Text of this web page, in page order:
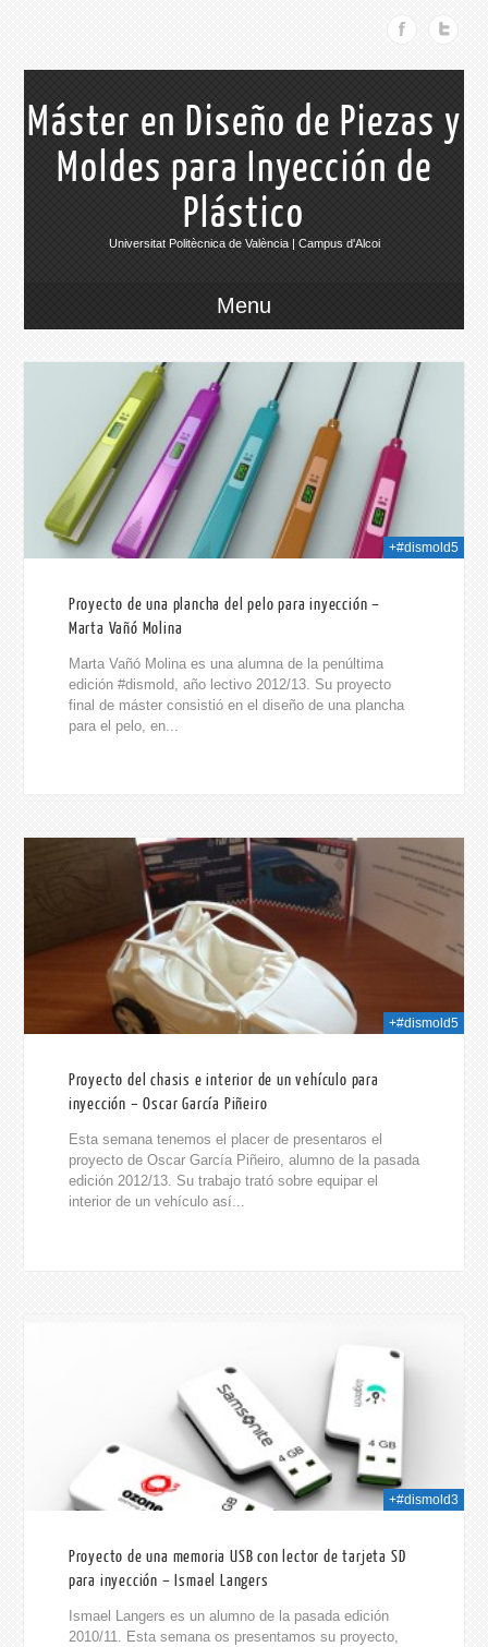
Máster en Diseño de Piezas y
Moldes para Inyección de
Plástico
Universitat Politècnica de València | Campus d'Alcoi
Menu
+#dismold5
Proyecto de una plancha del pelo para inyección –
Marta Vañó Molina
Marta Vañó Molina es una alumna de la penúltima
edición #dismold, año lectivo 2012/13. Su proyecto
final de máster consistió en el diseño de una plancha
para el pelo, en...
+#dismold5
Proyecto del chasis e interior de un vehículo para
inyección – Oscar García Piñeiro
Esta semana tenemos el placer de presentaros el
proyecto de Oscar García Piñeiro, alumno de la pasada
edición 2012/13. Su trabajo trató sobre equipar el
interior de un vehículo así...
+#dismold3
Proyecto de una memoria USB con lector de tarjeta SD
para inyección – Ismael Langers
Ismael Langers es un alumno de la pasada edición
2010/11. Esta semana os presentamos su proyecto,